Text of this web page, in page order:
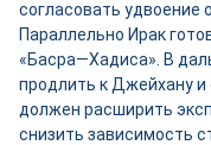
согласовать удвоение
Параллельно Ирак
«Басра—Хадиса». В
продлить к Джейхану и
должен расширить
снизить зависимость